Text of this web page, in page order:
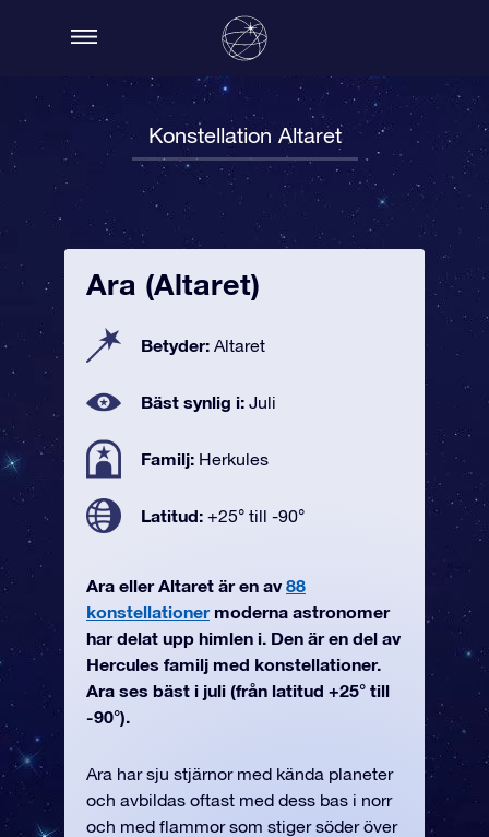
Konstellation Altaret
Ara (Altaret)
Betyder: Altaret
Bäst synlig i: Juli
Familj: Herkules
Latitud: +25° till -90°
Ara eller Altaret är en av 88
konstellationermoderna astronomer
har delat upp himlen i. Den är en del av
Hercules familj med konstellationer.
Ara ses bäst i juli (från latitud +25° till
-90°).
Ara har sju stjärnor med kända planeter
och avbildas oftast med dess bas i norr
och med flammor som stiger söder över